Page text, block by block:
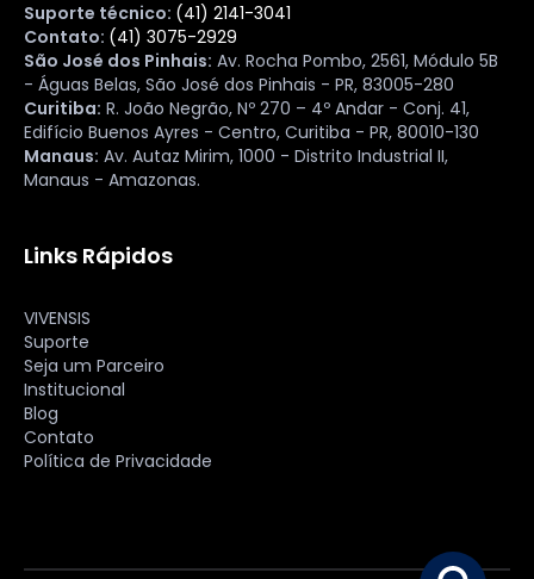
Suporte técnico: (41) 2141-3041
Contato: (41) 3075-2929
São José dos Pinhais: Av. Rocha Pombo, 2561, Módulo 5B
- Águas Belas, São José dos Pinhais - PR, 83005-280
Curitiba: R. João Negrão, Nº 270 – 4º Andar - Conj. 41,
Edifício Buenos Ayres - Centro, Curitiba - PR, 80010-130
Manaus: Av. Autaz Mirim, 1000 - Distrito Industrial II,
Manaus - Amazonas.
Links Rápidos
VIVENSIS
Suporte
Seja um Parceiro
Institucional
Blog
Contato
Política de Privacidade